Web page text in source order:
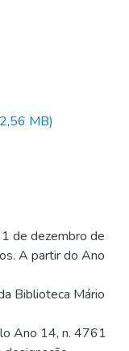
MB)
de dezembro de
A partir do Ano
Biblioteca Mário
Ano 14, n. 4761